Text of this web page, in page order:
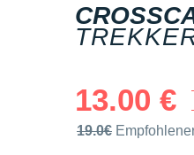
13.00 €
Unverbindliche
19.0€